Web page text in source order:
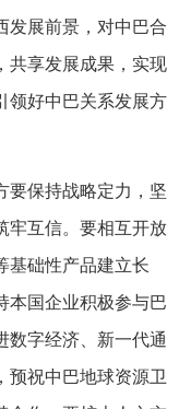
发展前景，对中巴合
共享发展成果，实现
领好中巴关系发展方
要保持战略定力，坚
牢互信。要相互开放
基础性产品建立长
本国企业积极参与巴
数字经济、新一代通
预祝中巴地球资源卫